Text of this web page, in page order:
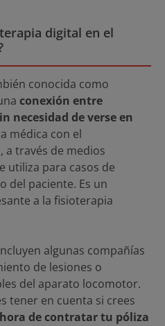
digital en el
conocida como
conexión entre
necesidad de verse en
médica con el
a través de medios
utiliza para casos de
del paciente. Es un
a la fisioterapia
algunas compañías
de lesiones o
del aparato locomotor.
tener en cuenta si crees
de contratar tu póliza